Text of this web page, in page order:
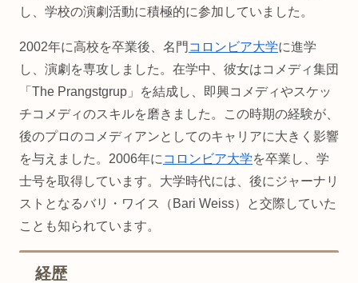
し、学校の演劇活動に積極的に参加していました。
2002年に高校を卒業後、名門 コロンビア大学に進学
し、演劇を専攻しました。在学中、彼女はコメディ集団
「The Prangstgrup」を結成し、即興コメディやスケッ
チコメディのスキルを磨きました。この時期の経験が、
後のプロのコメディアンとしてのキャリアに大きく影響
を与えました。2006年に コロンビア大学を卒業し、学
士号を取得しています。大学時代には、後にジャーナリ
ストとなるバリ・ワイス（Bari Weiss）と交際していた
ことも知られています。
経歴